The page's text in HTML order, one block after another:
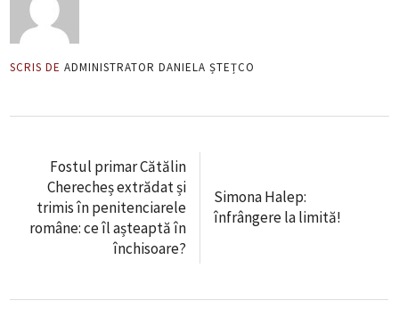
SCRIS DE ADMINISTRATOR DANIELA ȘTEȚCO
Fostul primar Cătălin
Cherecheș extrădat și
trimis în penitenciarele
române: ce îl așteaptă în
închisoare?
Simona Halep:
înfrângere la limită!